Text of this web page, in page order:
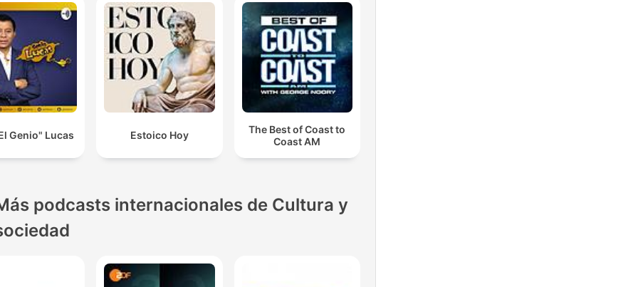
Genio" Lucas Estoico Hoy
The Best of Coast to
Coast AM
podcasts internacionales de Cultura y